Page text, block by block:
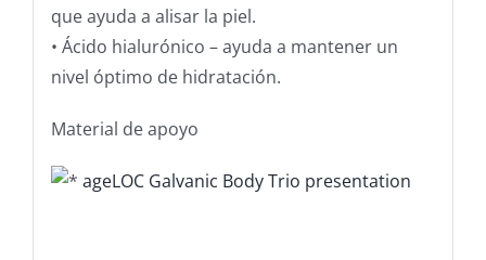
que ayuda a alisar la piel.
• Ácido hialurónico – ayuda a mantener un
nivel óptimo de hidratación.
Material de apoyo
ageLOC Galvanic Body Trio presentation